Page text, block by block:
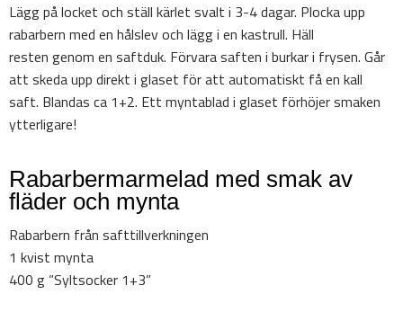
Lägg på locket och ställ kärlet svalt i 3-4 dagar. Plocka upp
rabarbern med en hålslev och lägg i en kastrull. Häll
resten genom en saftduk. Förvara saften i burkar i frysen. Går
att skeda upp direkt i glaset för att automatiskt få en kall
saft. Blandas ca 1+2. Ett myntablad i glaset förhöjer smaken
ytterligare!
Rabarbermarmelad med smak av
fläder och mynta
Rabarbern från safttillverkningen
1 kvist mynta
400 g ”Syltsocker 1+3”